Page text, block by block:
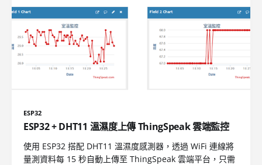
ESP32
ESP32 + DHT11 溫濕度上傳 ThingSpeak 雲端監控
使用 ESP32 搭配 DHT11 溫濕度感測器，透過 WiFi 連線將
量測資料每 15 秒自動上傳至 ThingSpeak 雲端平台，只需